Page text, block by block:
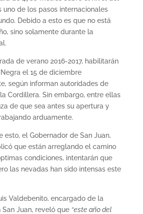
uno de los pasos internacionales
Debido a esto es que no está
sino solamente durante la
de verano 2016-2017, habilitarán
el 15 de diciembre
según informan autoridades de
Cordillera. Sin embargo, entre ellas
de que sea antes su apertura y
arduamente.
esto, el Gobernador de San Juan,
que están arreglando el camino
condiciones, intentarán que
las nevadas han sido intensas este
Valdebenito, encargado de la
San Juan, reveló que “este año del